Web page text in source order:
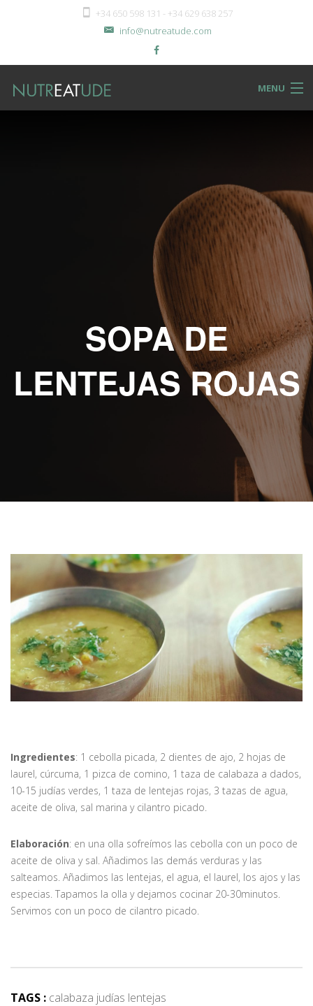
+34 650 598 131 - +34 629 638 257
info@nutreatude.com
MENU
Back
RECIPeatS
RECETAS
ESCRITAS
VIDEO
RECETAS
KIDS
SOPA DE
LENTEJAS ROJAS
Ingredientes: 1 cebolla picada, 2 dientes de ajo, 2 hojas de
laurel, cúrcuma, 1 pizca de comino, 1 taza de calabaza a dados,
10-15 judías verdes, 1 taza de lentejas rojas, 3 tazas de agua,
aceite de oliva, sal marina y cilantro picado.
Elaboración: en una olla sofreímos las cebolla con un poco de
aceite de oliva y sal. Añadimos las demás verduras y las
salteamos. Añadimos las lentejas, el agua, el laurel, los ajos y las
especias. Tapamos la olla y dejamos cocinar 20-30minutos.
Servimos con un poco de cilantro picado.
TAGS : calabaza judías lentejas